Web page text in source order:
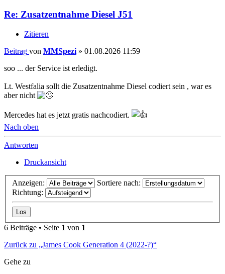
Re: Zusatzentnahme Diesel J51
Zitieren
Beitrag von MMSpezi » 01.08.2026 11:59
soo ... der Service ist erledigt.
Lt. Westfalia sollt die Zusatzentnahme Diesel codiert sein , war es
aber nicht
Mercedes hat es jetzt gratis nachcodiert.
Nach oben
Antworten
Druckansicht
Anzeigen:
Sortiere nach:
Richtung:
6 Beiträge • Seite 1 von 1
Zurück zu „James Cook Generation 4 (2022-?)“
Gehe zu